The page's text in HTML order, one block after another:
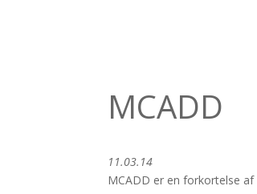
MCADD
11.03.14
MCADD er en forkortelse af